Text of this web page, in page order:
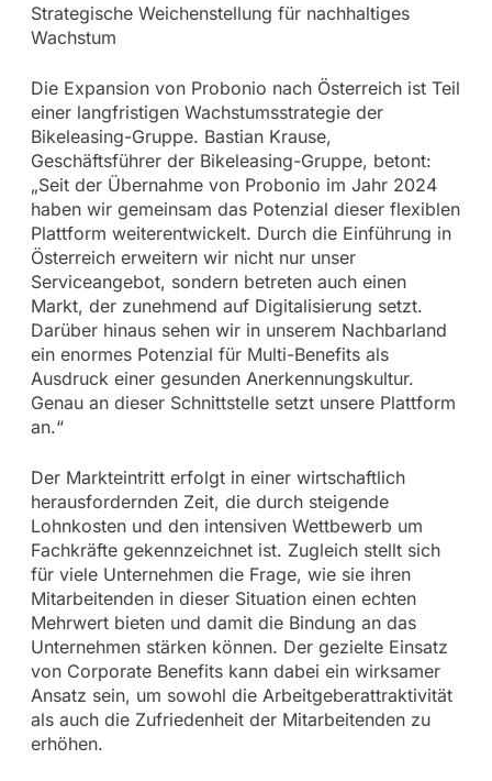
Strategische Weichenstellung für nachhaltiges
Wachstum
Die Expansion von Probonio nach Österreich ist Teil
einer langfristigen Wachstumsstrategie der
Bikeleasing-Gruppe. Bastian Krause,
Geschäftsführer der Bikeleasing-Gruppe, betont:
„Seit der Übernahme von Probonio im Jahr 2024
haben wir gemeinsam das Potenzial dieser flexiblen
Plattform weiterentwickelt. Durch die Einführung in
Österreich erweitern wir nicht nur unser
Serviceangebot, sondern betreten auch einen
Markt, der zunehmend auf Digitalisierung setzt.
Darüber hinaus sehen wir in unserem Nachbarland
ein enormes Potenzial für Multi-Benefits als
Ausdruck einer gesunden Anerkennungskultur.
Genau an dieser Schnittstelle setzt unsere Plattform
an.“
Der Markteintritt erfolgt in einer wirtschaftlich
herausfordernden Zeit, die durch steigende
Lohnkosten und den intensiven Wettbewerb um
Fachkräfte gekennzeichnet ist. Zugleich stellt sich
für viele Unternehmen die Frage, wie sie ihren
Mitarbeitenden in dieser Situation einen echten
Mehrwert bieten und damit die Bindung an das
Unternehmen stärken können. Der gezielte Einsatz
von Corporate Benefits kann dabei ein wirksamer
Ansatz sein, um sowohl die Arbeitgeberattraktivität
als auch die Zufriedenheit der Mitarbeitenden zu
erhöhen.